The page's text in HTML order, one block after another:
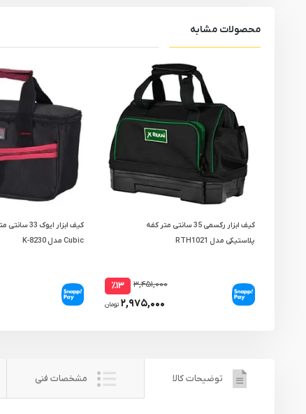
محصولات مشابه
کیف ابزار رکسمی 35 سانتی متر کفه
پلاستیکی مدل RTH1021
۳,۴۵۱,۰۰۰ ٪۱۳
۲,۹۷۵,۰۰۰ تومان
Cubic مدل K-8230
توضیحات کالا مشخصات فنی